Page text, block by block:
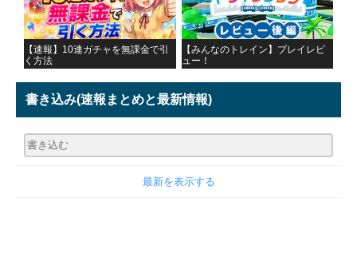
【速報】10連ガチャを無課金で引
く方法
【みんなのトレイン】プレイレビ
ュー！
書き込み(速報まとめと最新情報)
最新を表示する